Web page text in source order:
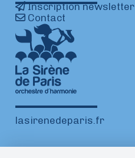
Inscription newsletter
Contact
lasirenedeparis.fr